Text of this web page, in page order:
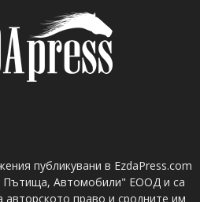
публикувани в EzdaPress.com
Пътища, Автомобили" ЕООД и са
авторското право и сродните им